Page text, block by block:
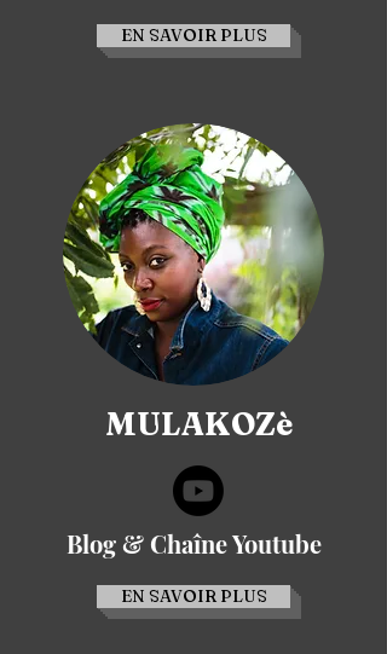
EN SAVOIR PLUS
MULAKOZè
Blog & Chaîne Youtube
EN SAVOIR PLUS